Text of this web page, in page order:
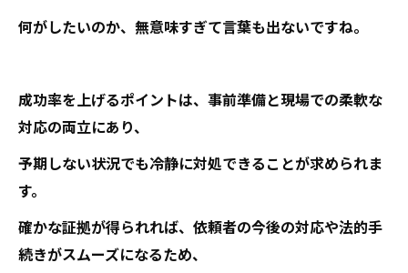
何がしたいのか、無意味すぎて言葉も出ないですね。
成功率を上げるポイントは、事前準備と現場での柔軟な
対応の両立にあり、
予期しない状況でも冷静に対処できることが求められま
す。
確かな証拠が得られれば、依頼者の今後の対応や法的手
続きがスムーズになるため、